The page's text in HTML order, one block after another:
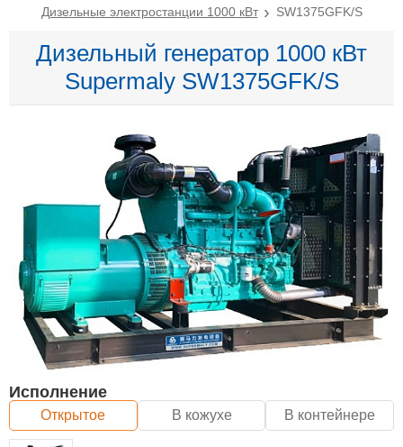
Дизельные электростанции 1000 кВт
SW1375GFK/S
Дизельный генератор 1000 кВт
Supermaly SW1375GFK/S
Исполнение
Открытое В кожухе В контейнере